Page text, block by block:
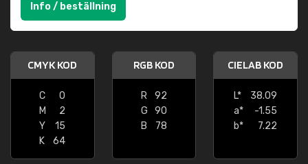
Info / beställning
CMYK KOD
C
0
M
2
Y
15
K
64
RGB KOD
R
92
G
90
B
78
CIELAB KOD
L*
38.09
a*
-1.55
b*
7.22